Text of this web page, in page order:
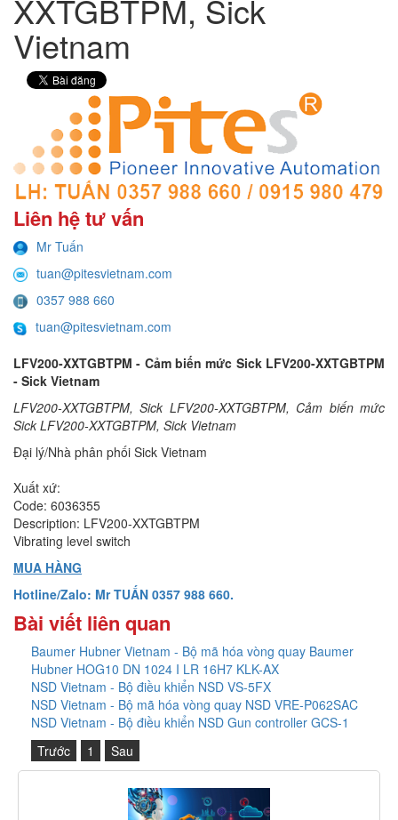
XXTGBTPM, Sick
Vietnam
Liên hệ tư vấn
Mr Tuấn
tuan@pitesvietnam.com
0357 988 660
tuan@pitesvietnam.com
LFV200-XXTGBTPM - Cảm biến mức Sick LFV200-XXTGBTPM
- Sick Vietnam
LFV200-XXTGBTPM, Sick LFV200-XXTGBTPM, Cảm biến mức
Sick LFV200-XXTGBTPM, Sick Vietnam
Đại lý/Nhà phân phối Sick Vietnam
Xuất xứ:
Code: 6036355
Description: LFV200-XXTGBTPM
Vibrating level switch
MUA HÀNG
Hotline/Zalo: Mr TUẤN 0357 988 660.
Bài viết liên quan
Baumer Hubner Vietnam - Bộ mã hóa vòng quay Baumer
Hubner HOG10 DN 1024 I LR 16H7 KLK-AX
NSD Vietnam - Bộ điều khiển NSD VS-5FX
NSD Vietnam - Bộ mã hóa vòng quay NSD VRE-P062SAC
NSD Vietnam - Bộ điều khiển NSD Gun controller GCS-1
Trước
1 Sau